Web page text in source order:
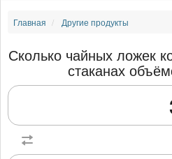
Главная Другие продукты
Сколько чайных ложек
стаканах